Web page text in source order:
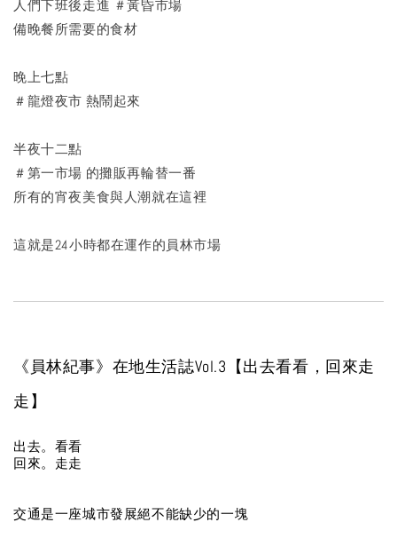
人們下班後走進 ＃黃昏市場
備晚餐所需要的食材
晚上七點
＃龍燈夜市 熱鬧起來
半夜十二點
＃第一市場 的攤販再輪替一番
所有的宵夜美食與人潮就在這裡
這就是24小時都在運作的員林市場
《員林紀事》在地生活誌Vol.3【出去看看，回來走
走】
出去。看看
回來。走走
交通是一座城市發展絕不能缺少的一塊